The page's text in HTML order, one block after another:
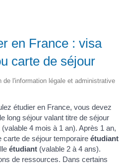
en France : visa
carte de séjour
de l'information légale et administrative
étudier en France, vous devez
long séjour valant titre de séjour
(valable 4 mois à 1 an). Après 1 an,
de séjour temporaire étudiant
étudiant (valable 2 à 4 ans).
de ressources. Dans certains